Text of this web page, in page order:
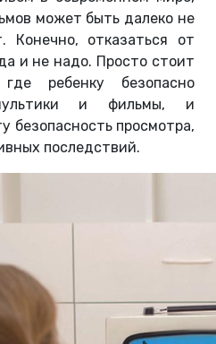
может быть далеко не
Конечно, отказаться от
и не надо. Просто стоит
ребенку безопасно
и фильмы, и
безопасность просмотра,
последствий.